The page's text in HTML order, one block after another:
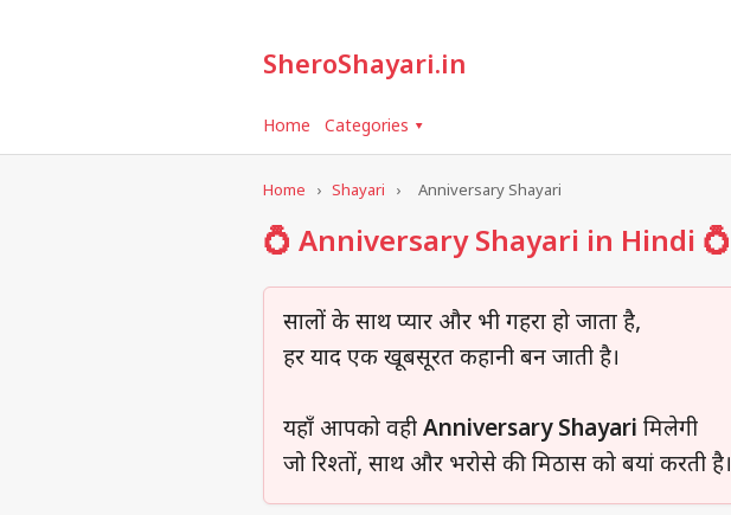
SheroShayari.in
Home Categories ▾
Home › Shayari › Anniversary Shayari
💍 Anniversary Shayari in Hindi 💍
सालों के साथ प्यार और भी गहरा हो जाता है,
हर याद एक खूबसूरत कहानी बन जाती है।
यहाँ आपको वही Anniversary Shayari मिलेगी
जो रिश्तों, साथ और भरोसे की मिठास को बयां करती है।